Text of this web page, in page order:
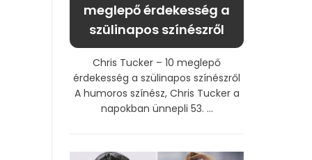
meglepő érdekesség a
szülinapos színészről
Chris Tucker – 10 meglepő
érdekesség a szülinapos színészről
A humoros színész, Chris Tucker a
napokban ünnepli 53. ...